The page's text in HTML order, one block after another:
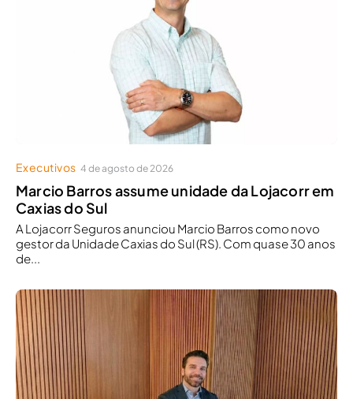
Executivos 4 de agosto de 2026
Marcio Barros assume unidade da Lojacorr em
Caxias do Sul
A Lojacorr Seguros anunciou Marcio Barros como novo
gestor da Unidade Caxias do Sul (RS). Com quase 30 anos
de...